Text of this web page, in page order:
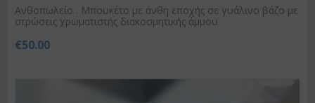
Ανθοπωλείο . Μπουκέτο με άνθη εποχής σε γυάλινο βάζο με
στρώσεις χρωματιστής διακοσμητικής άμμου
€50.00